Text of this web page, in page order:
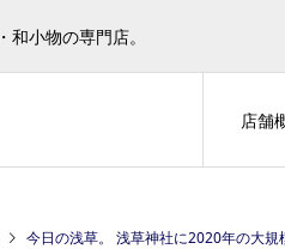
小物の専門店。
店舗
今日の浅草。 浅草神社に2020年の大規模スポーツ